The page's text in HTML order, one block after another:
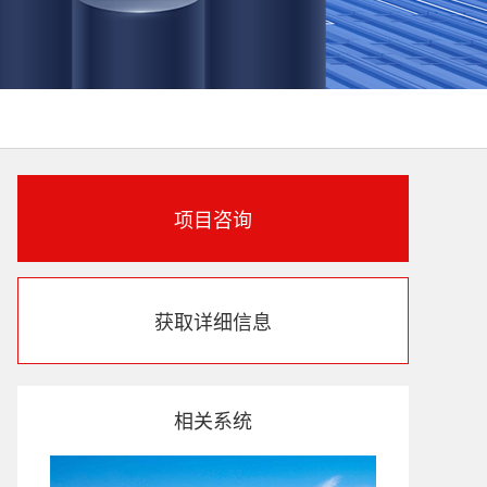
项目咨询
获取详细信息
相关系统